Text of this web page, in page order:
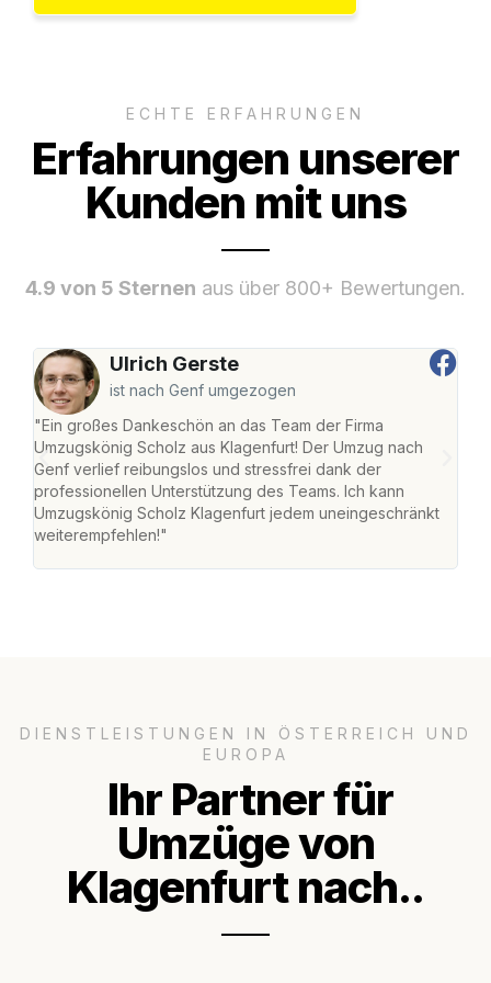
ECHTE ERFAHRUNGEN
Erfahrungen unserer
Kunden mit uns
4.9 von 5 Sternen aus über 800+ Bewertungen.
Ulrich Gerste
ist nach Genf umgezogen
"Ein großes Dankeschön an das Team der Firma
Umzugskönig Scholz aus Klagenfurt! Der Umzug nach
Genf verlief reibungslos und stressfrei dank der
professionellen Unterstützung des Teams. Ich kann
Umzugskönig Scholz Klagenfurt jedem uneingeschränkt
weiterempfehlen!"
DIENSTLEISTUNGEN IN ÖSTERREICH UND
EUROPA
Ihr Partner für
Umzüge von
Klagenfurt nach..